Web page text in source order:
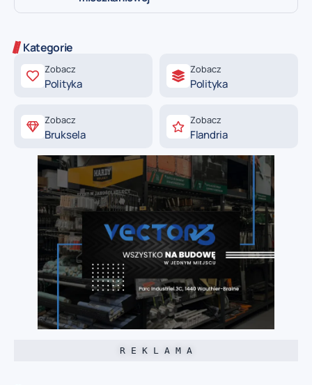
Kategorie
Zobacz
Polityka
Zobacz
Polityka
Zobacz
Bruksela
Zobacz
Flandria
R E K L A M A